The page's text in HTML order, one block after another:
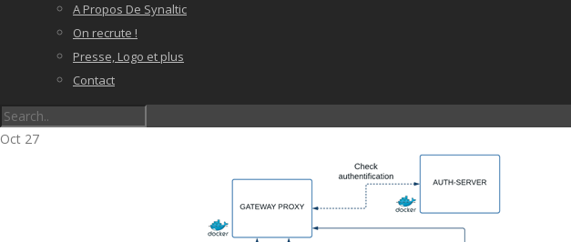
A Propos De Synaltic
On recrute !
Presse, Logo et plus
Contact
Oct 27